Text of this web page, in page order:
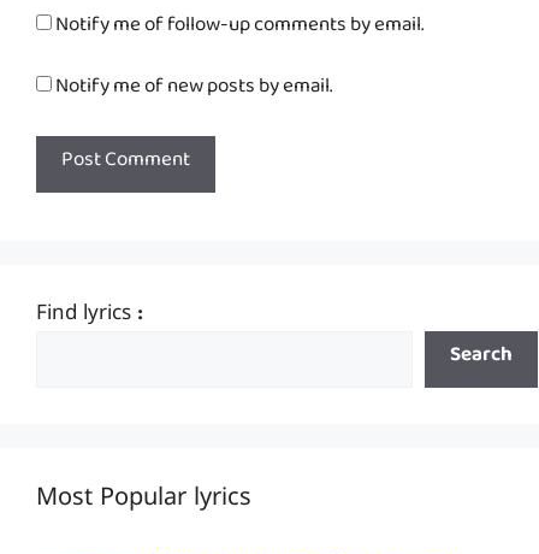
Notify me of follow-up comments by email.
Notify me of new posts by email.
Find lyrics :
Search
Most Popular lyrics